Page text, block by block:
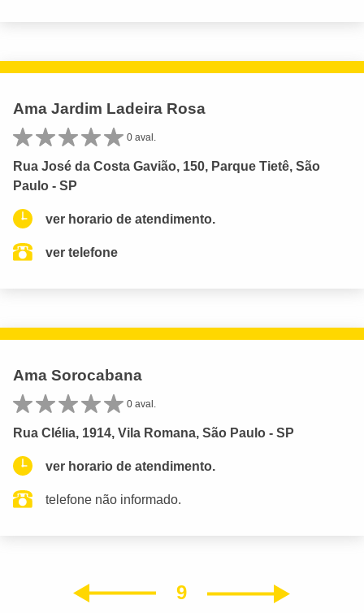
Ama Jardim Ladeira Rosa
0 aval.
Rua José da Costa Gavião, 150, Parque Tietê, São
Paulo - SP
ver horario de atendimento.
ver telefone
Ama Sorocabana
0 aval.
Rua Clélia, 1914, Vila Romana, São Paulo - SP
ver horario de atendimento.
telefone não informado.
9